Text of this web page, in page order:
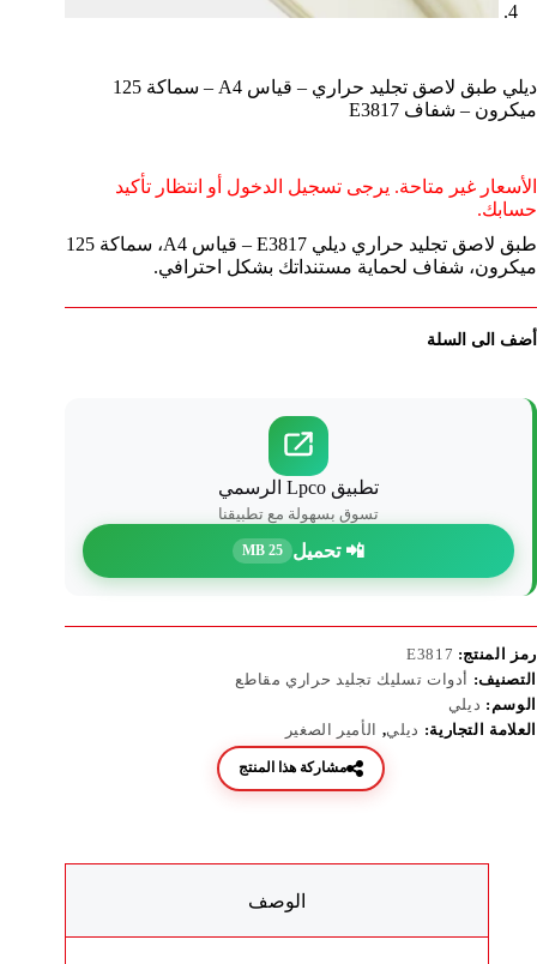
ديلي طبق لاصق تجليد حراري – قياس A4 – سماكة 125
ميكرون – شفاف E3817
الأسعار غير متاحة. يرجى تسجيل الدخول أو انتظار تأكيد
حسابك.
طبق لاصق تجليد حراري ديلي E3817 – قياس A4، سماكة 125
ميكرون، شفاف لحماية مستنداتك بشكل احترافي.
أضف الى السلة
تطبيق Lpco الرسمي
تسوق بسهولة مع تطبيقنا
📲 تحميل 25 MB
رمز المنتج: E3817
التصنيف: أدوات تسليك تجليد حراري مقاطع
الوسم: ديلي
العلامة التجارية: ديلي, الأمير الصغير
مشاركة هذا المنتج
الوصف